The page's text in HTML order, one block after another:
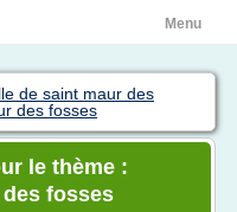
Menu
de saint maur des
des fosses
le thème :
fosses